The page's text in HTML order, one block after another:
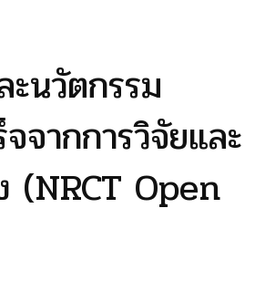
นวัตกรรม
จากการวิจัยและ
(NRCT Open